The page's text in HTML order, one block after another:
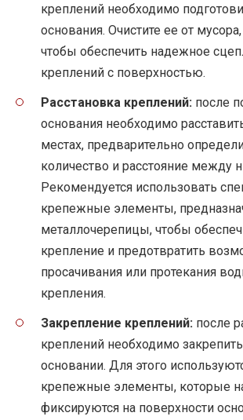
креплений необходимо
основания. Очистите ее от
чтобы обеспечить надежное
креплений с поверхностью.
Расстановка креплений: после
основания необходимо
местах, предварительно
количество и расстояние между
Рекомендуется использовать
крепежные элементы,
металлочерепицы, чтобы
крепление и предотвратить
просачивания или протекания
крепления.
Закрепление креплений: после
креплений необходимо
основании. Для этого
крепежные элементы, которые
фиксируются на поверхности